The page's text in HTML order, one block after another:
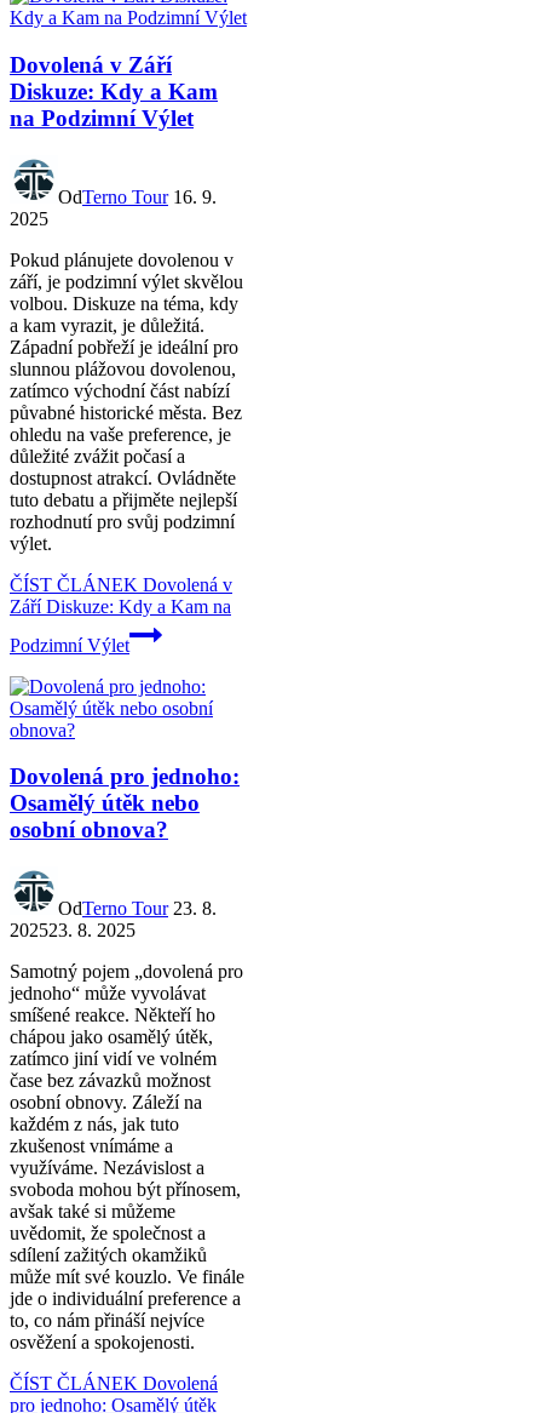
Dovolená v Září
Diskuze: Kdy a Kam
na Podzimní Výlet
OdTerno Tour 16. 9.
2025
Pokud plánujete dovolenou v
září, je podzimní výlet skvělou
volbou. Diskuze na téma, kdy
a kam vyrazit, je důležitá.
Západní pobřeží je ideální pro
slunnou plážovou dovolenou,
zatímco východní část nabízí
půvabné historické města. Bez
ohledu na vaše preference, je
důležité zvážit počasí a
dostupnost atrakcí. Ovládněte
tuto debatu a přijměte nejlepší
rozhodnutí pro svůj podzimní
výlet.
ČÍST ČLÁNEK Dovolená v
Září Diskuze: Kdy a Kam na
Podzimní Výlet
Dovolená pro jednoho:
Osamělý útěk nebo
osobní obnova?
OdTerno Tour 23. 8.
202523. 8. 2025
Samotný pojem „dovolená pro
jednoho“ může vyvolávat
smíšené reakce. Někteří ho
chápou jako osamělý útěk,
zatímco jiní vidí ve volném
čase bez závazků možnost
osobní obnovy. Záleží na
každém z nás, jak tuto
zkušenost vnímáme a
využíváme. Nezávislost a
svoboda mohou být přínosem,
avšak také si můžeme
uvědomit, že společnost a
sdílení zažitých okamžiků
může mít své kouzlo. Ve finále
jde o individuální preference a
to, co nám přináší nejvíce
osvěžení a spokojenosti.
ČÍST ČLÁNEK Dovolená
pro jednoho: Osamělý útěk